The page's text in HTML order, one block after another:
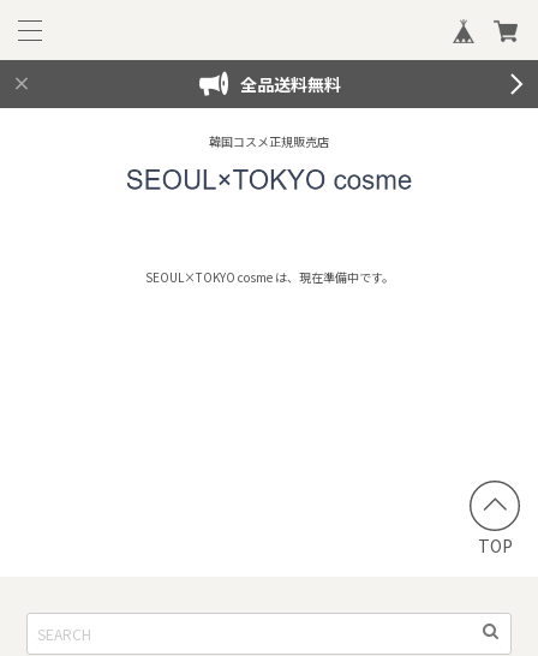
全品送料無料
韓国コスメ正規販売店
SEOUL×TOKYO cosme は、現在準備中です。
TOP